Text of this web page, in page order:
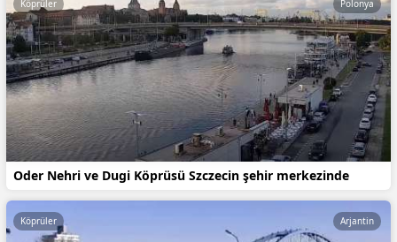
Oder Nehri ve Dugi Köprüsü Szczecin şehir merkezinde
Köprüler Polonya
Köprüler Arjantin